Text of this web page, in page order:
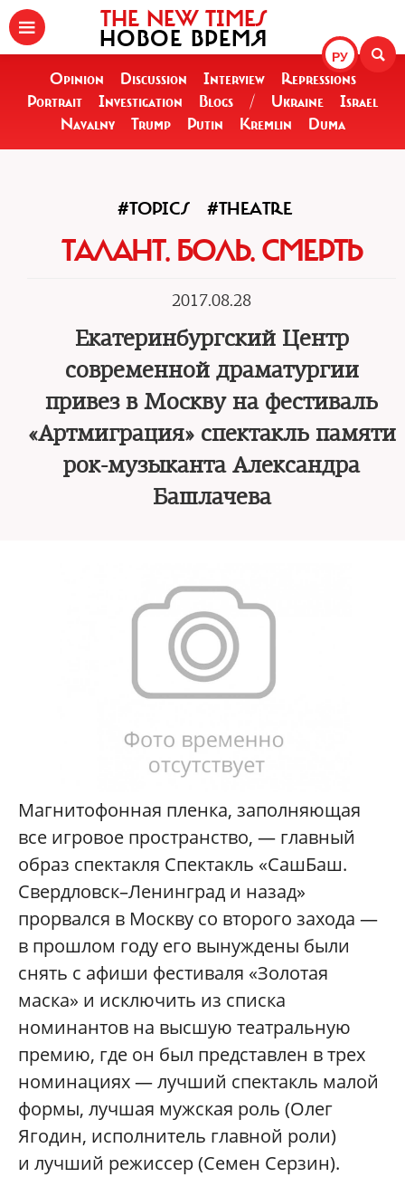
РУ
THE NEW TIMES
НОВОЕ ВРЕМЯ
Opinion Discussion Interview
Repressions
Portrait
Investigation Blogs / Ukraine
Israel
Navalny
Trump Putin Kremlin Duma
#TOPICS #THEATRE
ТАЛАНТ. БОЛЬ. СМЕРТЬ
2017.08.28
Екатеринбургский Центр
современной драматургии
привез в Москву на фестиваль
«Артмиграция» спектакль памяти
рок-музыканта Александра
Башлачева
Магнитофонная пленка, заполняющая
все игровое пространство, — главный
образ спектакля Спектакль «СашБаш.
Свердловск–Ленинград и назад»
прорвался в Москву со второго захода —
в прошлом году его вынуждены были
снять с афиши фестиваля «Золотая
маска» и исключить из списка
номинантов на высшую театральную
премию, где он был представлен в трех
номинациях — лучший спектакль малой
формы, лучшая мужская роль (Олег
Ягодин, исполнитель главной роли)
и лучший режиссер (Семен Серзин).